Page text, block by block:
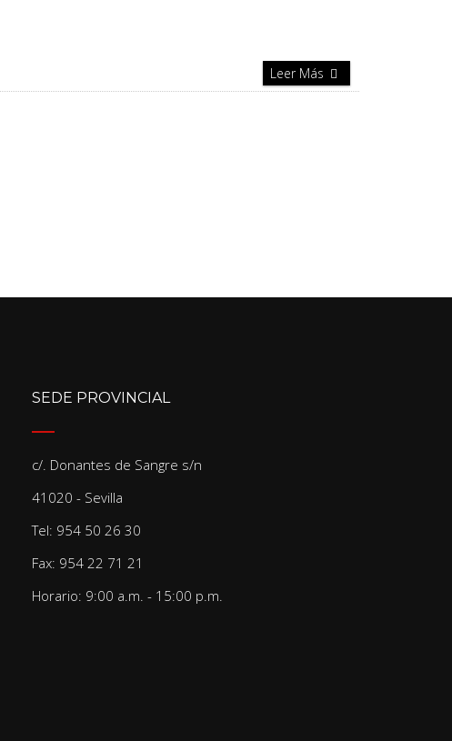
Leer Más
SEDE PROVINCIAL
c/. Donantes de Sangre s/n
41020 - Sevilla
Tel: 954 50 26 30
Fax: 954 22 71 21
Horario: 9:00 a.m. - 15:00 p.m.